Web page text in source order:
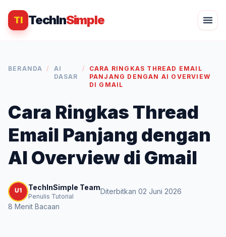
TI TechInSimple
BERANDA /
AI
DASAR
/
CARA RINGKAS THREAD EMAIL
PANJANG DENGAN AI OVERVIEW
DI GMAIL
Cara Ringkas Thread
Email Panjang dengan
AI Overview di Gmail
TechInSimple Team
Penulis Tutorial
Diterbitkan 02 Juni 2026
8 Menit Bacaan